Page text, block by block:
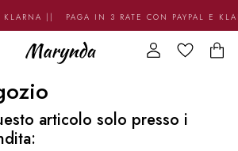
KLARNA || PAGA IN 3 RATE CON PAYPAL E
articolo solo presso i